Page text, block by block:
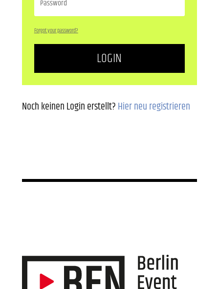
Forgot your password?
LOGIN
Noch keinen Login erstellt?Hier neu registrieren